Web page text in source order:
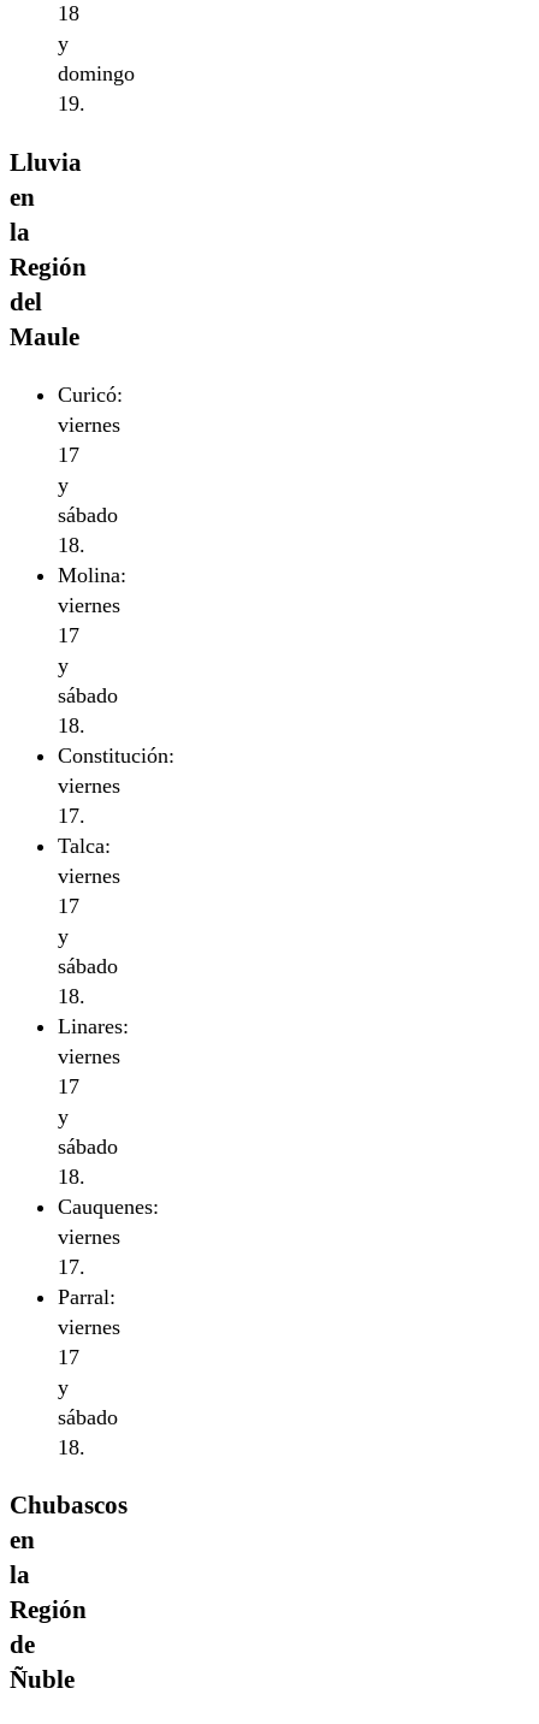
18
y
domingo
19.
Lluvia
en
la
Región
del
Maule
Curicó:
viernes
17
y
sábado
18.
Molina:
viernes
17
y
sábado
18.
Constitución:
viernes
17.
Talca:
viernes
17
y
sábado
18.
Linares:
viernes
17
y
sábado
18.
Cauquenes:
viernes
17.
Parral:
viernes
17
y
sábado
18.
Chubascos
en
la
Región
de
Ñuble